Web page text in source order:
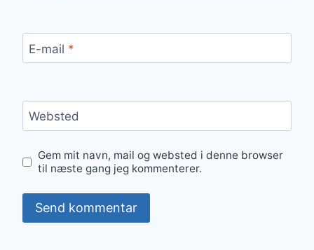
E-mail *
Websted
Gem mit navn, mail og websted i denne browser
til næste gang jeg kommenterer.